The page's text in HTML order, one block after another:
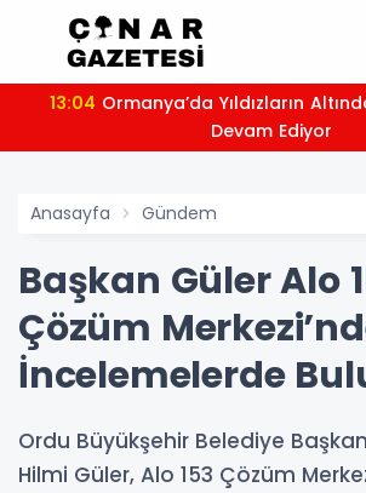
13:04
Devam Ediyor
Anasayfa Gündem
Başkan Güler Alo
Çözüm
İncelemelerde
Ordu Büyükşehir Belediye
Hilmi Güler, Alo 153 Çözüm